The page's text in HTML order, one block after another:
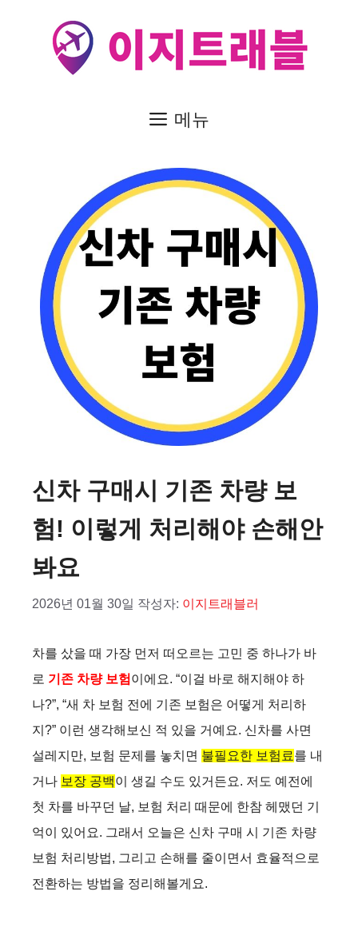
메뉴
신차 구매시 기존 차량 보
험! 이렇게 처리해야 손해안
봐요
2026년 01월 30일 작성자: 이지트래블러
차를 샀을 때 가장 먼저 떠오르는 고민 중 하나가 바
로 기존 차량 보험 이에요. “이걸 바로 해지해야 하
나?”, “새 차 보험 전에 기존 보험은 어떻게 처리하
지?” 이런 생각해보신 적 있을 거예요. 신차를 사면
설레지만, 보험 문제를 놓치면 불필요한 보험료를 내
거나 보장 공백이 생길 수도 있거든요. 저도 예전에
첫 차를 바꾸던 날, 보험 처리 때문에 한참 헤맸던 기
억이 있어요. 그래서 오늘은 신차 구매 시 기존 차량
보험 처리방법, 그리고 손해를 줄이면서 효율적으로
전환하는 방법을 정리해볼게요.